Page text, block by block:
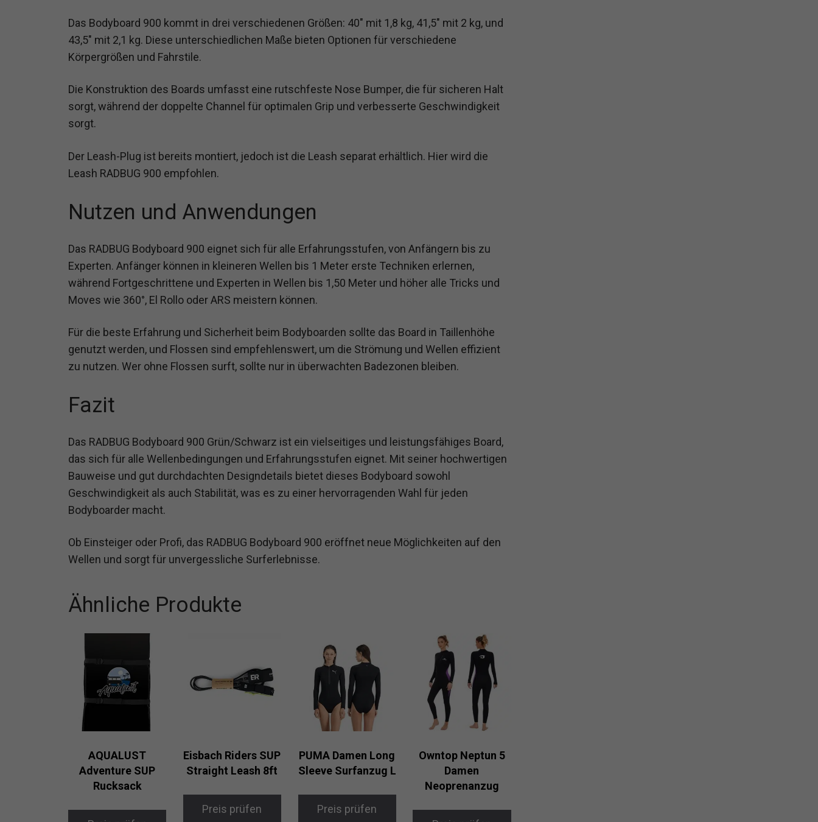
Das Bodyboard 900 kommt in drei verschiedenen Größen: 40″ mit 1,8 kg, 41,5″ mit 2 kg, und
43,5″ mit 2,1 kg. Diese unterschiedlichen Maße bieten Optionen für verschiedene
Körpergrößen und Fahrstile.
Die Konstruktion des Boards umfasst eine rutschfeste Nose Bumper, die für sicheren Halt
sorgt, während der doppelte Channel für optimalen Grip und verbesserte Geschwindigkeit
sorgt.
Der Leash-Plug ist bereits montiert, jedoch ist die Leash separat erhältlich. Hier wird die
Leash RADBUG 900 empfohlen.
Nutzen und Anwendungen
Das RADBUG Bodyboard 900 eignet sich für alle Erfahrungsstufen, von Anfängern bis zu
Experten. Anfänger können in kleineren Wellen bis 1 Meter erste Techniken erlernen,
während Fortgeschrittene und Experten in Wellen bis 1,50 Meter und höher alle Tricks und
Moves wie 360°, El Rollo oder ARS meistern können.
Für die beste Erfahrung und Sicherheit beim Bodyboarden sollte das Board in Taillenhöhe
genutzt werden, und Flossen sind empfehlenswert, um die Strömung und Wellen effizient
zu nutzen. Wer ohne Flossen surft, sollte nur in überwachten Badezonen bleiben.
Fazit
Das RADBUG Bodyboard 900 Grün/Schwarz ist ein vielseitiges und leistungsfähiges Board,
das sich für alle Wellenbedingungen und Erfahrungsstufen eignet. Mit seiner hochwertigen
Bauweise und gut durchdachten Designdetails bietet dieses Bodyboard sowohl
Geschwindigkeit als auch Stabilität, was es zu einer hervorragenden Wahl für jeden
Bodyboarder macht.
Ob Einsteiger oder Profi, das RADBUG Bodyboard 900 eröffnet neue Möglichkeiten auf den
Wellen und sorgt für unvergessliche Surferlebnisse.
Ähnliche Produkte
AQUALUST
Adventure SUP
Rucksack
Eisbach Riders SUP
Straight Leash 8ft
Preis prüfen
PUMA Damen Long
Sleeve Surfanzug L
Preis prüfen
Owntop Neptun 5
Damen
Neoprenanzug